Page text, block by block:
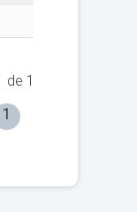
de 1
1